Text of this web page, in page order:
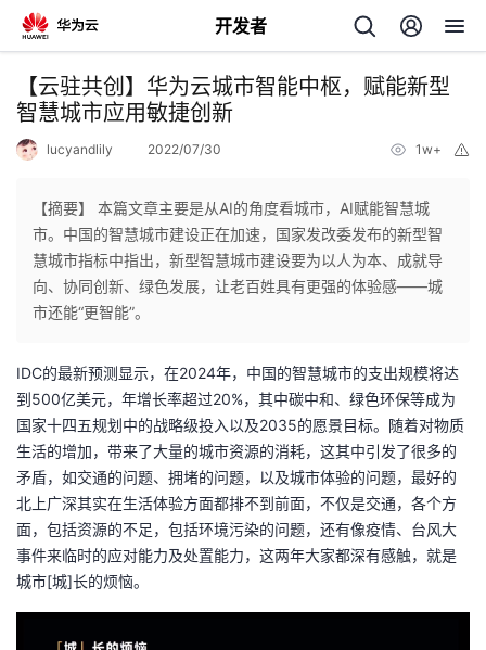
开发者
返
回
个
人
主
页
我
的
开
发
者
我
【云驻共创】华为云城市智能中枢，赋能新型
智慧城市应用敏捷创新
lucyandlily 2022/07/30 1w+
【摘要】 本篇文章主要是从AI的角度看城市，AI赋能智慧城
市。中国的智慧城市建设正在加速，国家发改委发布的新型智
慧城市指标中指出，新型智慧城市建设要为以人为本、成就导
向、协同创新、绿色发展，让老百姓具有更强的体验感——城
市还能“更智能”。
IDC的最新预测显示，在2024年，中国的智慧城市的支出规模将达
到500亿美元，年增长率超过20%，其中碳中和、绿色环保等成为
国家十四五规划中的战略级投入以及2035的愿景目标。随着对物质
生活的增加，带来了大量的城市资源的消耗，这其中引发了很多的
矛盾，如交通的问题、拥堵的问题，以及城市体验的问题，最好的
北上广深其实在生活体验方面都排不到前面，不仅是交通，各个方
面，包括资源的不足，包括环境污染的问题，还有像疫情、台风大
事件来临时的应对能力及处置能力，这两年大家都深有感触，就是
城市[城]长的烦恼。